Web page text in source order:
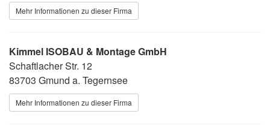
Mehr Informationen zu dieser Firma
Kimmel ISOBAU & Montage GmbH
Schaftlacher Str. 12
83703 Gmund a. Tegernsee
Mehr Informationen zu dieser Firma